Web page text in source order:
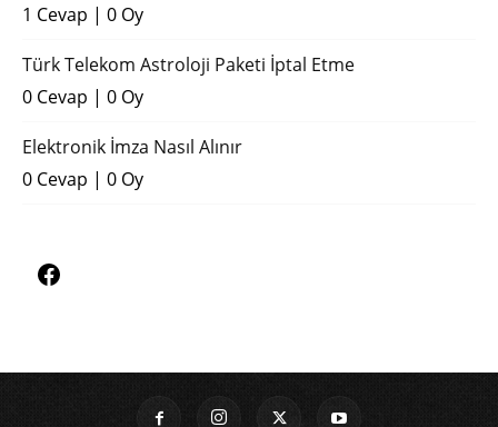
1 Cevap | 0 Oy
Türk Telekom Astroloji Paketi İptal Etme
0 Cevap | 0 Oy
Elektronik İmza Nasıl Alınır
0 Cevap | 0 Oy